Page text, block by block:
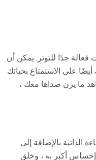
فعالة جدًا للتوتر. يمكن أن
على الاستمتاع بحياتك
ما يرن صداها معك ،
بالإضافة إلى
أكبر به ، وخلق